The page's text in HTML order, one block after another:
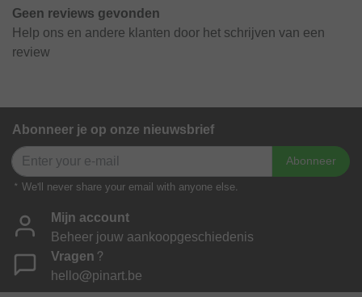
Geen reviews gevonden
Help ons en andere klanten door het schrijven van een
review
Abonneer je op onze nieuwsbrief
Abonneer
* We'll never share your email with anyone else.
Mijn account
Beheer jouw aankoopgeschiedenis
Vragen?
hello@pinart.be